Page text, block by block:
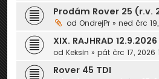
Prodám Rover 25
od OndrejPr » ned črc
XIX. RAJHRAD 12.9.2026
od Keksin » pát črc 17, 2026
Rover 45 TDI